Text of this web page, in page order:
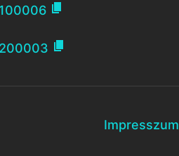


Impresszum